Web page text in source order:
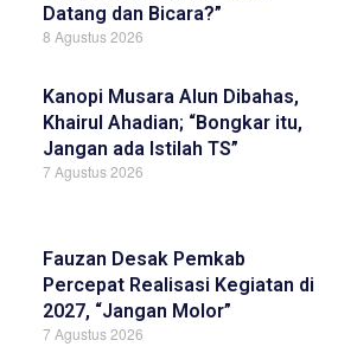
Datang dan Bicara?”
8 Agustus 2026
Kanopi Musara Alun Dibahas,
Khairul Ahadian; “Bongkar itu,
Jangan ada Istilah TS”
7 Agustus 2026
Fauzan Desak Pemkab
Percepat Realisasi Kegiatan di
2027, “Jangan Molor”
7 Agustus 2026